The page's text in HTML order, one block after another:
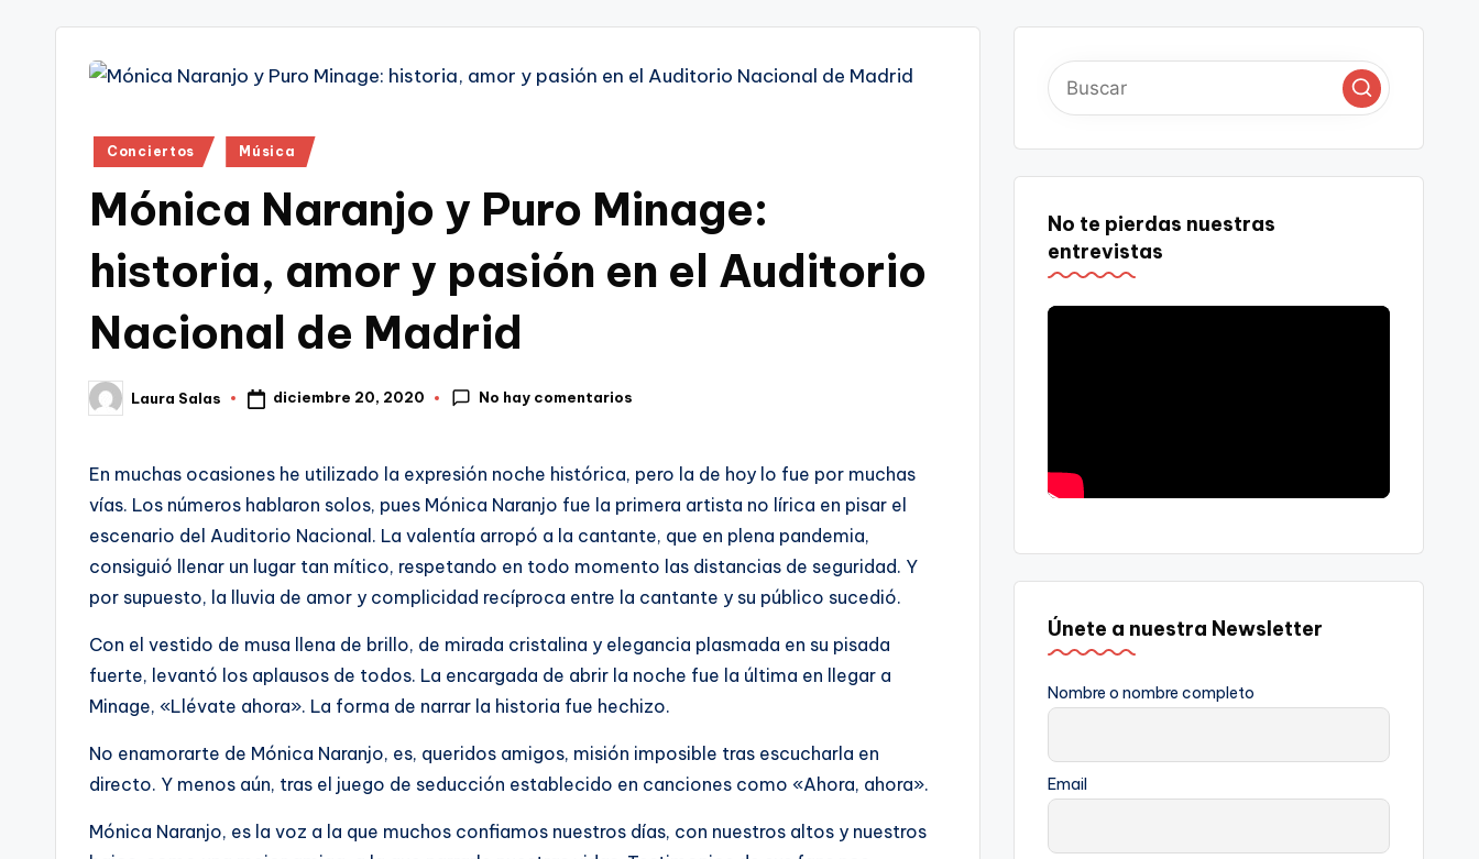
Publicado
Conciertos Música
Mónica Naranjo y Puro Minage:
historia, amor y pasión en el Auditorio
Nacional de Madrid
Publicado
por
Laura Salas diciembre 20, 2020 No hay comentarios
En muchas ocasiones he utilizado la expresión noche histórica, pero la de hoy lo fue por muchas
vías. Los números hablaron solos, pues Mónica Naranjo fue la primera artista no lírica en pisar el
escenario del Auditorio Nacional. La valentía arropó a la cantante, que en plena pandemia,
consiguió llenar un lugar tan mítico, respetando en todo momento las distancias de seguridad. Y
por supuesto, la lluvia de amor y complicidad recíproca entre la cantante y su público sucedió.
Con el vestido de musa llena de brillo, de mirada cristalina y elegancia plasmada en su pisada
fuerte, levantó los aplausos de todos. La encargada de abrir la noche fue la última en llegar a
Minage, «Llévate ahora». La forma de narrar la historia fue hechizo.
No enamorarte de Mónica Naranjo, es, queridos amigos, misión imposible tras escucharla en
directo. Y menos aún, tras el juego de seducción establecido en canciones como «Ahora, ahora».
Mónica Naranjo, es la voz a la que muchos confiamos nuestros días, con nuestros altos y nuestros
No te pierdas nuestras
entrevistas
Únete a nuestra Newsletter
Nombre o nombre completo
Email